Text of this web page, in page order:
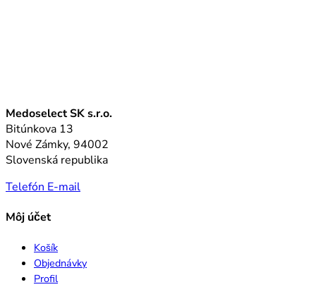
Medoselect SK s.r.o.
Bitúnkova 13
Nové Zámky, 94002
Slovenská republika
Telefón E-mail
Môj účet
Košík
Objednávky
Profil